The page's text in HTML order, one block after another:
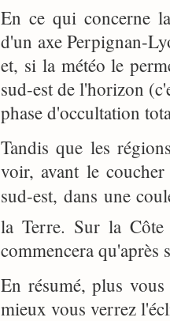
En ce qui concerne
d'un axe Perpignan-
et, si la météo le
sud-est de l'horizon
phase d'occultation
Tandis que les
voir, avant le
sud-est, dans une
la Terre. Sur la
commencera qu'après
En résumé, plus
mieux vous verrez